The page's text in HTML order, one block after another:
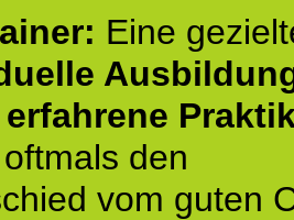
Eine
den
vom guten